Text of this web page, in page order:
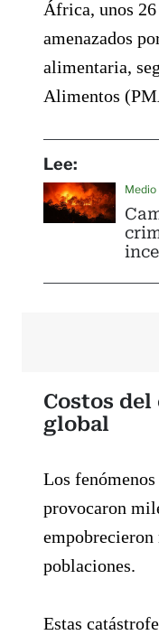
África, unos
amenazados
alimentaria,
Alimentos
Lee:
Costos
global
Los
provocaron
empobrecieron
poblaciones.
Estas